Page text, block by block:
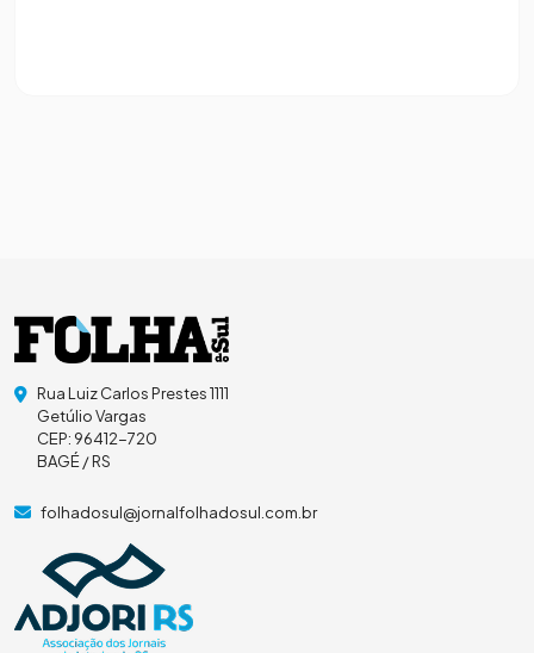
Rua Luiz Carlos Prestes 1111
Getúlio Vargas
CEP: 96412-720
BAGÉ / RS
folhadosul@jornalfolhadosul.com.br